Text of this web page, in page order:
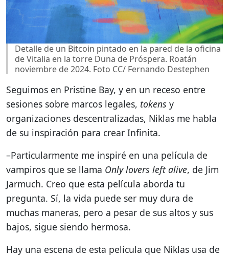
Detalle de un Bitcoin pintado en la pared de la oficina
de Vitalia en la torre Duna de Próspera. Roatán
noviembre de 2024. Foto CC/ Fernando Destephen
Seguimos en Pristine Bay, y en un receso entre
sesiones sobre marcos legales, tokens y
organizaciones descentralizadas, Niklas me habla
de su inspiración para crear Infinita.
–Particularmente me inspiré en una película de
vampiros que se llama Only lovers left alive, de Jim
Jarmuch. Creo que esta película aborda tu
pregunta. Sí, la vida puede ser muy dura de
muchas maneras, pero a pesar de sus altos y sus
bajos, sigue siendo hermosa.
Hay una escena de esta película que Niklas usa de